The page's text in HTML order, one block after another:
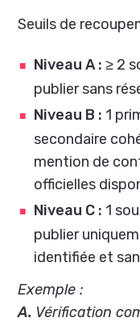
Seuils de
Niveau A :≥ 2
publier sans
Niveau B : 1
secondaire
mention de
officielles
Niveau C : 1
publier
identifiée et
Exemple :
A. Vérification